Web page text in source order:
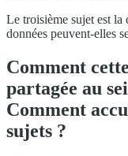
Le troisième sujet est la
données peuvent-elles
Comment
partagée au
Comment
sujets ?